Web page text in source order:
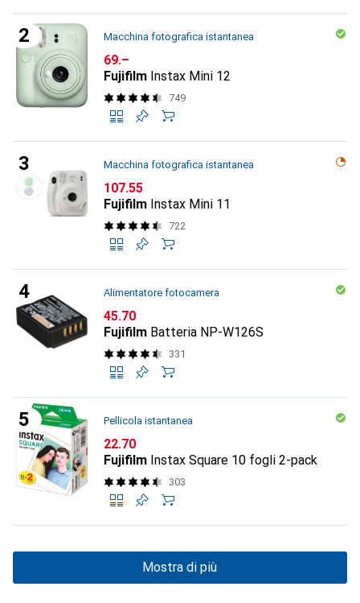
Macchina fotografica istantanea
CHF
69.–
Fujifilm Instax Mini 12
749
Macchina fotografica istantanea
CHF
107.55
Fujifilm Instax Mini 11
722
Alimentatore fotocamera
CHF
45.70
Fujifilm Batteria NP-W126S
331
Pellicola istantanea
CHF
22.70
Fujifilm Instax Square 10 fogli 2-pack
303
Mostra di più